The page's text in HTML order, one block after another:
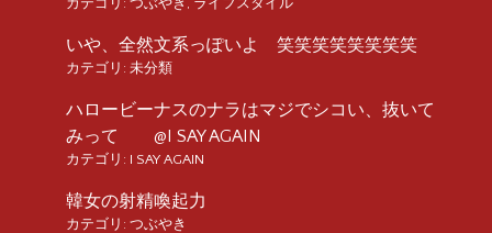
カテゴリ: つぶやき , ライフスタイル
いや、全然文系っぽいよ 笑笑笑笑笑笑笑笑
カテゴリ: 未分類
ハロービーナスのナラはマジでシコい、抜いて
みって @I SAY AGAIN
カテゴリ: I SAY AGAIN
韓女の射精喚起力
カテゴリ: つぶやき